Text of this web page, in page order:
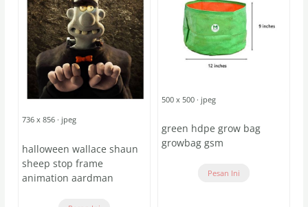
736 x 856 · jpeg
halloween wallace shaun
sheep stop frame
animation aardman
500 x 500 · jpeg
green hdpe grow bag
growbag gsm
Pesan Ini